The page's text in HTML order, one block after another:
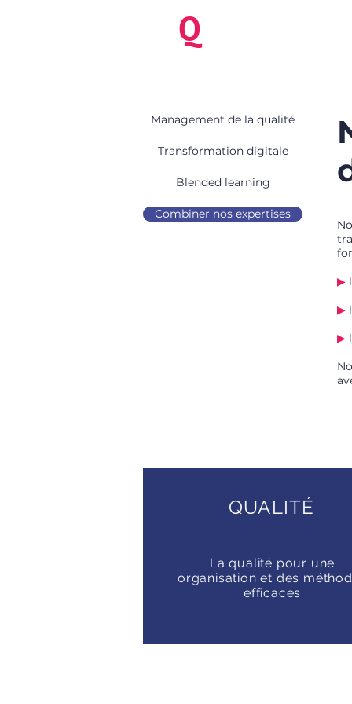
Q
Management de la qualité
Transformation digitale
Blended learning
Combiner nos expertises
▶
▶
▶
QUALITÉ
La qualité pour une
organisation et des
efficaces